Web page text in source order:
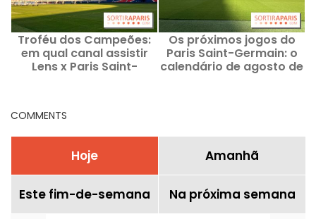
Troféu dos Campeões:
em qual canal assistir
Lens x Paris Saint-
Os próximos jogos do
Paris Saint-Germain: o
calendário de agosto de
COMMENTS
Hoje Amanhã
Este fim-de-semana Na próxima semana